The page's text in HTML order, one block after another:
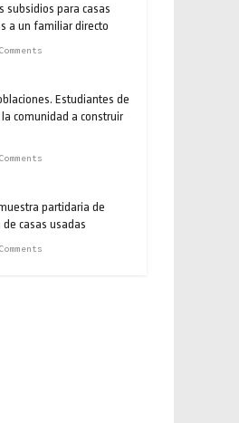
subsidios para casas
a un familiar directo
Estudiantes de
comunidad a construir
partidaria de
casas usadas